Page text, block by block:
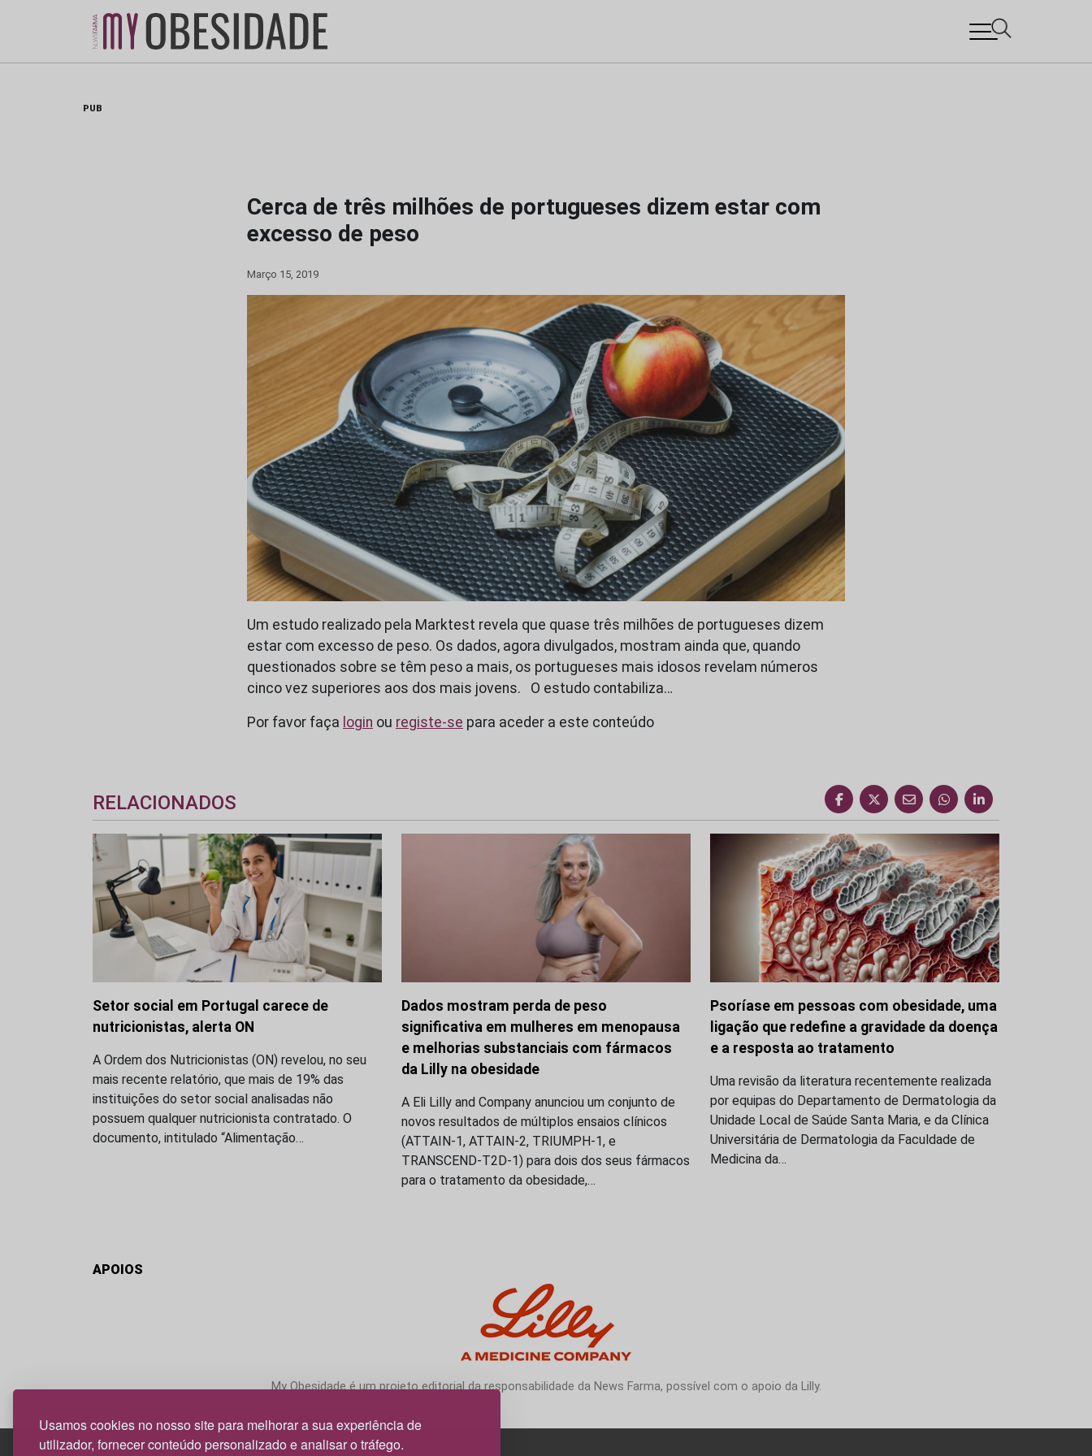
Usamos cookies no nosso site para melhorar a sua experiência de
utilizador, fornecer conteúdo personalizado e analisar o tráfego.
PUB
Cerca de três milhões de portugueses dizem estar com
excesso de peso
Março 15, 2019
Um estudo realizado pela Marktest revela que quase três milhões de portugueses dizem
estar com excesso de peso. Os dados, agora divulgados, mostram ainda que, quando
questionados sobre se têm peso a mais, os portugueses mais idosos revelam números
cinco vez superiores aos dos mais jovens. O estudo contabiliza…
Por favor faça login ou registe-se para aceder a este conteúdo
RELACIONADOS
Setor social em Portugal carece de
nutricionistas, alerta ON
A Ordem dos Nutricionistas (ON) revelou, no seu
mais recente relatório, que mais de 19% das
instituições do setor social analisadas não
possuem qualquer nutricionista contratado. O
documento, intitulado “Alimentação…
Dados mostram perda de peso
significativa em mulheres em menopausa
e melhorias substanciais com fármacos
da Lilly na obesidade
A Eli Lilly and Company anunciou um conjunto de
novos resultados de múltiplos ensaios clínicos
(ATTAIN-1, ATTAIN-2, TRIUMPH-1, e
TRANSCEND-T2D-1) para dois dos seus fármacos
para o tratamento da obesidade,…
Psoríase em pessoas com obesidade, uma
ligação que redefine a gravidade da doença
e a resposta ao tratamento
Uma revisão da literatura recentemente realizada
por equipas do Departamento de Dermatologia da
Unidade Local de Saúde Santa Maria, e da Clínica
Universitária de Dermatologia da Faculdade de
Medicina da…
APOIOS
My Obesidade é um projeto editorial da responsabilidade da News Farma, possível com o apoio da Lilly.